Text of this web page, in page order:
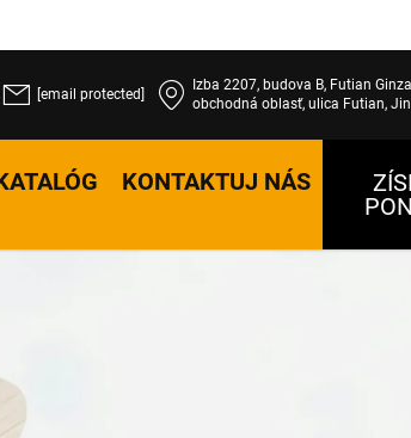
[email protected]
Izba 2207, budova B, Futian
obchodná oblasť, ulica Futian,
KONTAKTUJ NÁS